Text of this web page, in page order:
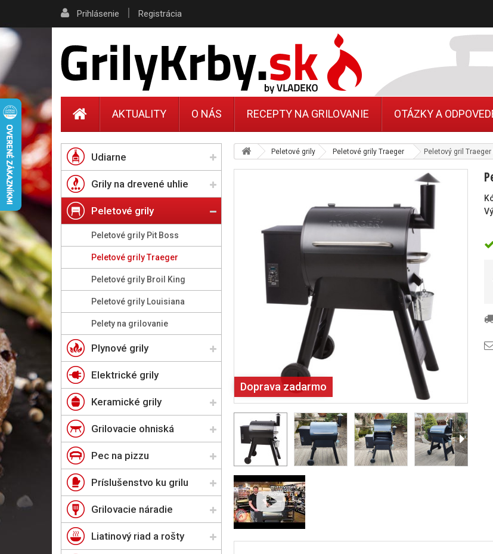
Peletové grily Peletové grily Traeger Peletový gril Traeger
Doprava zadarmo
Udiarne
Grily na drevené uhlie
Peletové grily
Peletové grily Pit Boss
Peletové grily Traeger
Peletové grily Broil King
Peletové grily Louisiana
Pelety na grilovanie
Plynové grily
Elektrické grily
Keramické grily
Grilovacie ohniská
Pec na pizzu
Príslušenstvo ku grilu
Grilovacie náradie
Liatinový riad a rošty
Prihlásenie | Registrácia
AKTUALITY O NÁS RECEPTY NA GRILOVANIE OTÁZKY A